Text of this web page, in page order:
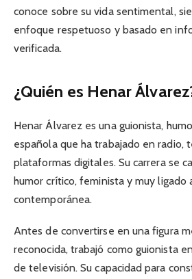
conoce sobre su vida sentimental,
enfoque respetuoso y basado en
verificada.
¿Quién es Henar
Henar Álvarez es una guionista,
española que ha trabajado en radio,
plataformas digitales. Su carrera se
humor crítico, feminista y muy ligado
contemporánea.
Antes de convertirse en una figura
reconocida, trabajó como guionista
de televisión. Su capacidad para